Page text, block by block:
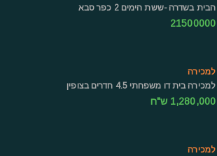
הבית בשדרה -ששת הימים 2 כפר סבא
21500000
למכירה
למכירה בית דו משפחתי 4.5 חדרים בצופין
1,280,000 ש"ח
למכירה